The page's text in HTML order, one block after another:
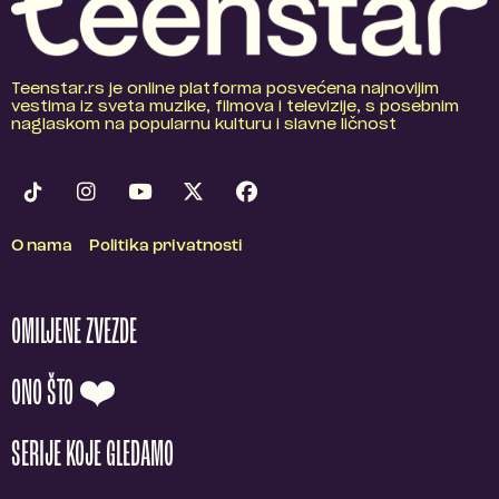
Teenstar.rs je online platforma posvećena najnovijim
vestima iz sveta muzike, filmova i televizije, s posebnim
naglaskom na popularnu kulturu i slavne ličnost
O nama Politika privatnosti
OMILJENE ZVEZDE
ONO ŠTO ❤️
SERIJE KOJE GLEDAMO